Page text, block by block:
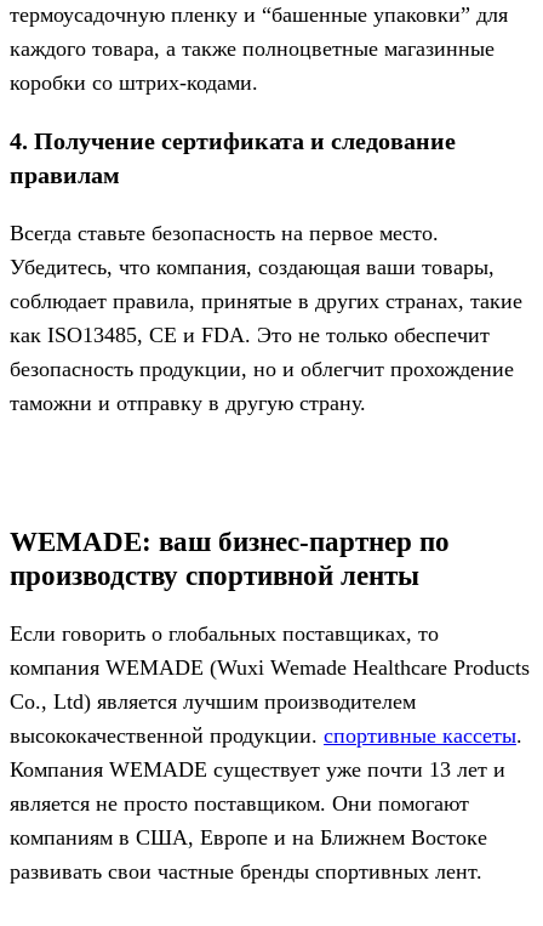
термоусадочную пленку и “башенные упаковки” для
каждого товара, а также полноцветные магазинные
коробки со штрих-кодами.
4. Получение сертификата и следование
правилам
Всегда ставьте безопасность на первое место.
Убедитесь, что компания, создающая ваши товары,
соблюдает правила, принятые в других странах, такие
как ISO13485, CE и FDA. Это не только обеспечит
безопасность продукции, но и облегчит прохождение
таможни и отправку в другую страну.
WEMADE: ваш бизнес-партнер по
производству спортивной ленты
Если говорить о глобальных поставщиках, то
компания WEMADE (Wuxi Wemade Healthcare Products
Co., Ltd) является лучшим производителем
высококачественной продукции. спортивные кассеты.
Компания WEMADE существует уже почти 13 лет и
является не просто поставщиком. Они помогают
компаниям в США, Европе и на Ближнем Востоке
развивать свои частные бренды спортивных лент.